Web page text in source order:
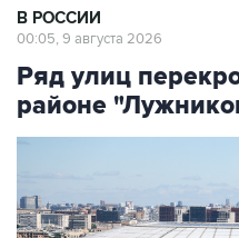
В РОССИИ
00:05, 9 августа 2026
Ряд улиц
районе